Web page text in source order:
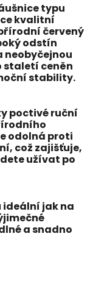
typu
kvalitní
červený
odstín
neobyčejnou
staletí ceněn
stability.
poctivé ruční
odolná proti
což zajišťuje,
užívat po
ideální jak na
a snadno